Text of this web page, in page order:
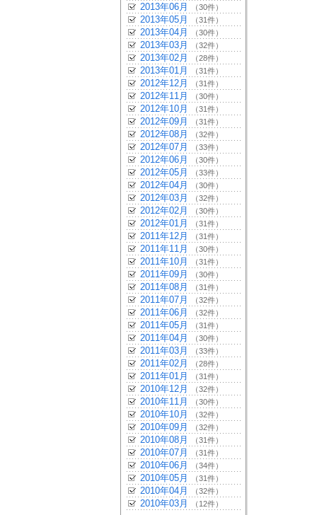
2013年06月 （30件）
2013年05月 （31件）
2013年04月 （30件）
2013年03月 （32件）
2013年02月 （28件）
2013年01月 （31件）
2012年12月 （31件）
2012年11月 （30件）
2012年10月 （31件）
2012年09月 （31件）
2012年08月 （32件）
2012年07月 （33件）
2012年06月 （30件）
2012年05月 （33件）
2012年04月 （30件）
2012年03月 （32件）
2012年02月 （30件）
2012年01月 （31件）
2011年12月 （31件）
2011年11月 （30件）
2011年10月 （31件）
2011年09月 （30件）
2011年08月 （31件）
2011年07月 （32件）
2011年06月 （32件）
2011年05月 （31件）
2011年04月 （30件）
2011年03月 （33件）
2011年02月 （28件）
2011年01月 （31件）
2010年12月 （32件）
2010年11月 （30件）
2010年10月 （32件）
2010年09月 （32件）
2010年08月 （31件）
2010年07月 （31件）
2010年06月 （34件）
2010年05月 （31件）
2010年04月 （32件）
2010年03月 （12件）